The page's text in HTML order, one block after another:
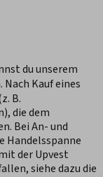
du unserem
Kauf eines
B.
die dem
Bei An- und
Handelsspanne
der Upvest
siehe dazu die